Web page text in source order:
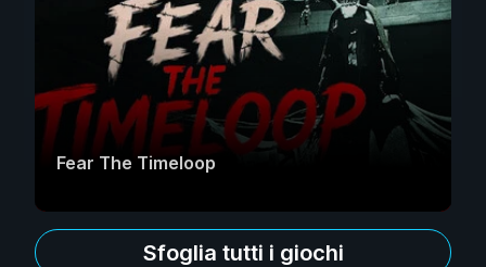
Fear The Timeloop
Sfoglia tutti i giochi